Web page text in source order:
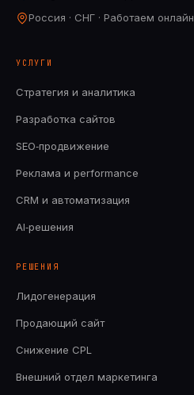
Россия · СНГ · Работаем онлайн
УСЛУГИ
Стратегия и аналитика
Разработка сайтов
SEO‑продвижение
Реклама и performance
CRM и автоматизация
AI‑решения
РЕШЕНИЯ
Лидогенерация
Продающий сайт
Снижение CPL
Внешний отдел маркетинга